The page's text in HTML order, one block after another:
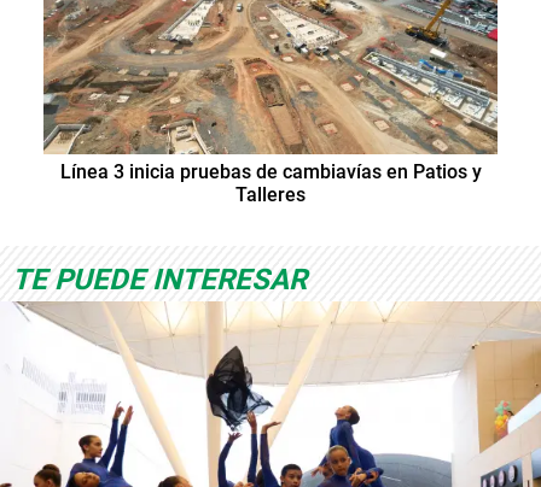
Línea 3 inicia pruebas de cambiavías en Patios y
Talleres
TE PUEDE INTERESAR